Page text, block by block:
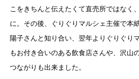
ート。家庭菜園の時から、農薬を使わな
こをきちんと伝えたくて直売所ではなく
に。その後、ぐりぐりマルシェ主催で本
陽子さんと知り合い、翌年よりぐりぐり
もお付き合いのある飲食店さんや、沢山